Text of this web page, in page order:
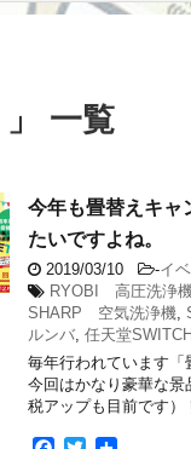
」 一覧
今年も畳替えキャ
たいですよね。
2019/03/10 -イ
RYOBI 高圧洗浄
SHARP 空気洗浄機
ルンバ 任天堂SWITCH
毎年行われています「
今回はかなり豪華な
税アップも目前です）